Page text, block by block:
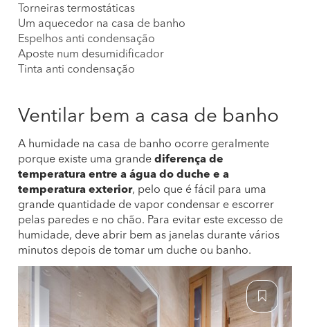
Torneiras termostáticas
Um aquecedor na casa de banho
Espelhos anti condensação
Aposte num desumidificador
Tinta anti condensação
Ventilar bem a casa de banho
A humidade na casa de banho ocorre geralmente
porque existe uma grande diferença de
temperatura entre a água do duche e a
temperatura exterior, pelo que é fácil para uma
grande quantidade de vapor condensar e escorrer
pelas paredes e no chão. Para evitar este excesso de
humidade, deve abrir bem as janelas durante vários
minutos depois de tomar um duche ou banho.